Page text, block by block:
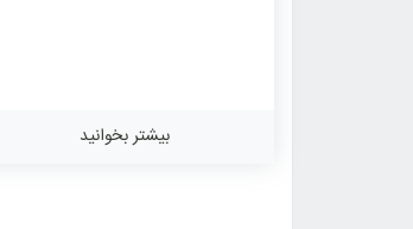
بیشتر بخوانید